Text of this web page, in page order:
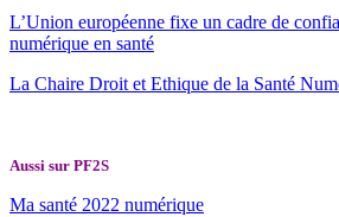
L’Union européenne fixe un cadre de
numérique en santé
La Chaire Droit et Ethique de la Santé
Aussi sur PF2S
Ma santé 2022 numérique